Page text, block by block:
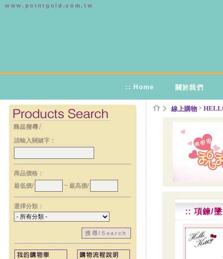
www.pointgold.com.tw
:: Home 關於我們
線上購物 >
:: 項鍊/
請輸入關鍵字：
商品價格：
最低價/
~ 最高價/
選擇分類：